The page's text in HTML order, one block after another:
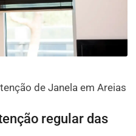
de Janela em Areias
regular das